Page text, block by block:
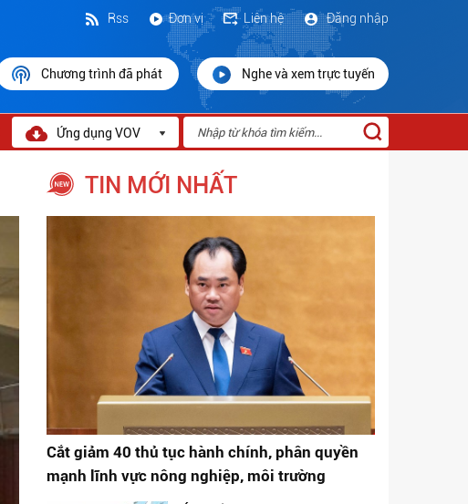
Đăng nhập
Liên hệ
Đơn vị
Rss
Chương trình đã phát Nghe và xem trực tuyến
Ứng dụng VOV
TIN MỚI NHẤT
Cắt giảm 40 thủ tục hành chính, phân quyền
mạnh lĩnh vực nông nghiệp, môi trường